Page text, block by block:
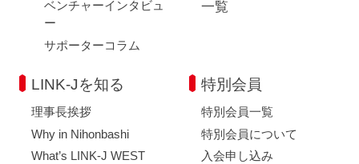
ベンチャーインタビュ
ー
サポーターコラム
一覧
LINK-Jを知る
理事長挨拶
Why in Nihonbashi
What’s LINK-J WEST
特別会員
特別会員一覧
特別会員について
入会申し込み